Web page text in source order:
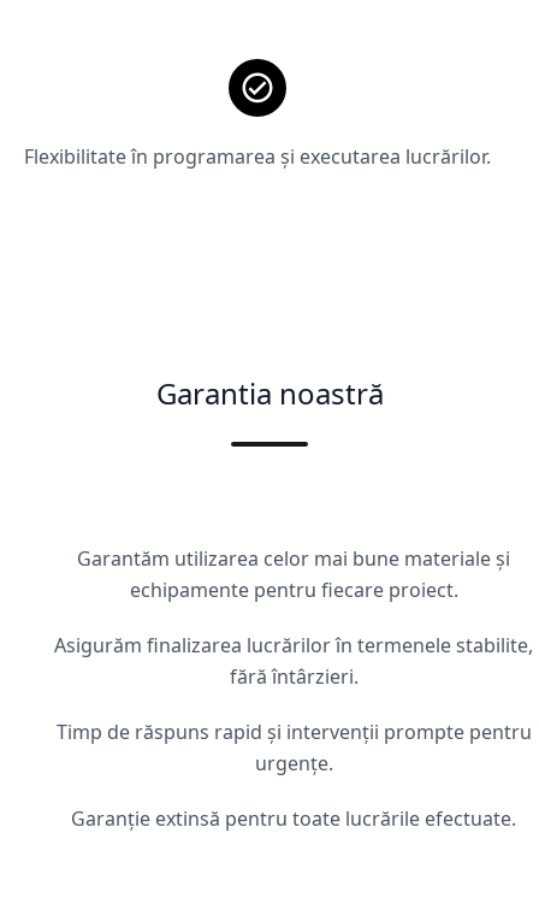
Flexibilitate în programarea și executarea lucrărilor.
Garantia noastră
Garantăm utilizarea celor mai bune materiale și
echipamente pentru fiecare proiect.
Asigurăm finalizarea lucrărilor în termenele stabilite,
fără întârzieri.
Timp de răspuns rapid și intervenții prompte pentru
urgențe.
Garanție extinsă pentru toate lucrările efectuate.